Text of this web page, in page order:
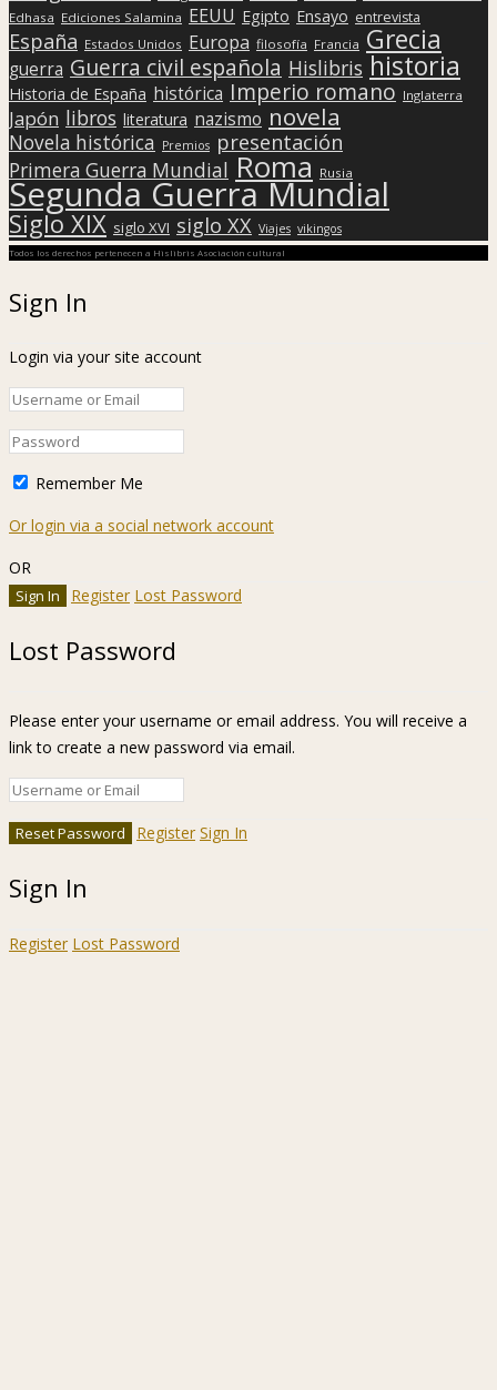
Edhasa Ediciones Salamina EEUU Egipto Ensayo entrevista
España Estados Unidos Europa filosofía Francia Grecia
guerra Guerra civil española Hislibris historia
Historia de España histórica Imperio romano Inglaterra
Japón libros literatura nazismo novela
Novela histórica Premios presentación
Primera Guerra Mundial Roma Rusia
Segunda Guerra Mundial
Siglo XIX siglo XVI siglo XX Viajes vikingos
Todos los derechos pertenecen a Hislibris Asociación cultural
Sign In
Login via your site account
Remember Me
Or login via a social network account
OR
Register Lost Password
Lost Password
Please enter your username or email address. You will receive a
link to create a new password via email.
Register Sign In
Sign In
Register Lost Password